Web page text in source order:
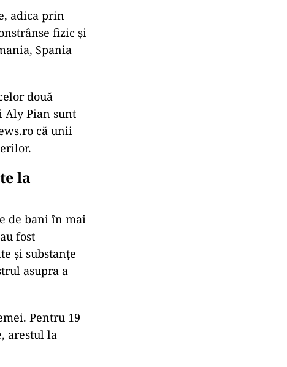
adica prin
fizic și
Spania
două
Aly Pian sunt
că unii
la
de bani în mai
fost
și substanțe
asupra a
Pentru 19
arestul la